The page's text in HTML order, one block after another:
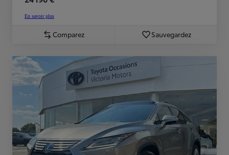
En savoir plus
Comparez Sauvegardez